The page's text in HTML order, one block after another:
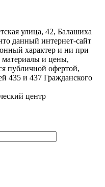
улица, 42, Балашиха
данный интернет-сайт
характер и ни при
и цены,
публичной офертой,
435 и 437 Гражданского
центр